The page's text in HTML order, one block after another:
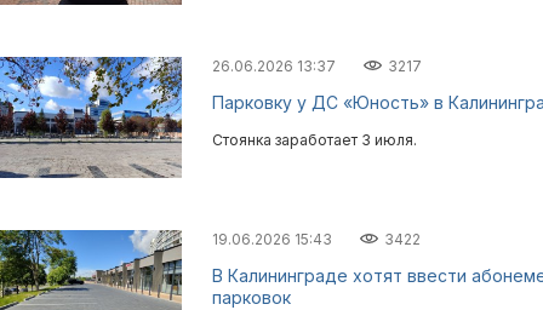
26.06.2026 13:37 3217
Парковку у ДС «Юность» в
Стоянка заработает 3 июля.
19.06.2026 15:43 3422
В Калининграде хотят ввести
парковок